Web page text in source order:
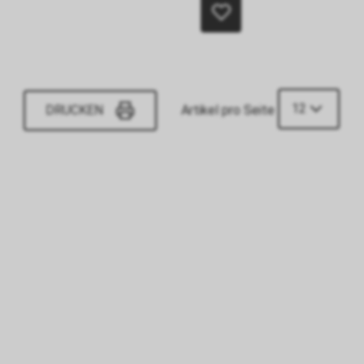
Artikel pro Seite 12
DRUCKEN